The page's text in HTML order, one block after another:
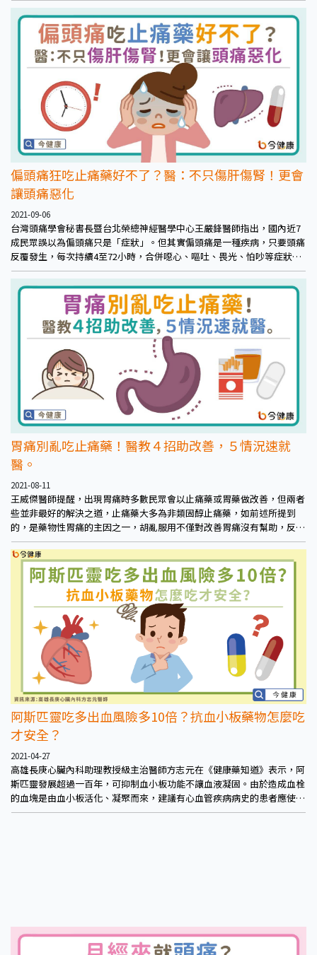
偏頭痛狂吃止痛藥好不了？醫：不只傷肝傷腎！更會
讓頭痛惡化
2021-09-06
台灣頭痛學會秘書長暨台北榮總神經醫學中心王嚴鋒醫師指出，國內近7
成民眾誤以為偏頭痛只是「症狀」。但其實偏頭痛是一種疾病，只要頭痛
反覆發生，每次持續4至72小時，合併噁心、嘔吐、畏光、怕吵等症狀，
即符合偏頭痛定義。
胃痛別亂吃止痛藥！醫教４招助改善，５情況速就
醫。
2021-08-11
王威傑醫師提醒，出現胃痛時多數民眾會以止痛藥或胃藥做改善，但兩者
些並非最好的解決之道，止痛藥大多為非類固醇止痛藥，如前述所提到
的，是藥物性胃痛的主因之一，胡亂服用不僅對改善胃痛沒有幫助，反而
可能多增加新的胃痛原因或使原本情況加劇。
阿斯匹靈吃多出血風險多10倍？抗血小板藥物怎麼吃
才安全？
2021-04-27
高雄長庚心臟內科助理教授級主治醫師方志元在《健康藥知道》表示，阿
斯匹靈發展超過一百年，可抑制血小板功能不讓血液凝固。由於造成血栓
的血塊是由血小板活化、凝聚而來，建議有心血管疾病病史的患者應使用
抗血小板藥物以預防再次發生。